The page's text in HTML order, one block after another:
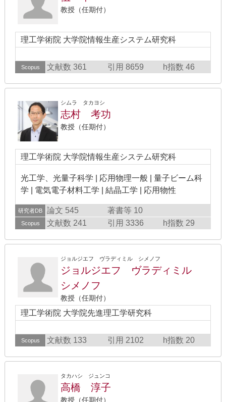
教授（任期付）
理工学術院 大学院情報生産システム研究科
Scopus 文献数 361 引用 8659 h指数 46
シムラ タカヨシ
志村 考功
教授（任期付）
理工学術院 大学院情報生産システム研究科
光工学、光量子科学 | 応用物理一般 | 量子ビーム科
学 | 電気電子材料工学 | 結晶工学 | 応用物性
研究者DB 論文 545 著書等 10
Scopus 文献数 241 引用 3336 h指数 29
ジョルジエフ ヴラディミル シメノフ
ジョルジエフ ヴラディミル
シメノフ
教授（任期付）
理工学術院 大学院先進理工学研究科
Scopus 文献数 133 引用 2102 h指数 20
タカハシ ジュンコ
高橋 淳子
教授（任期付）